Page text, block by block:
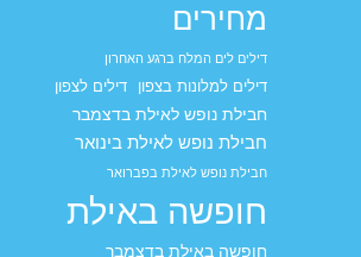
מחירים
דילים לים המלח ברגע האחרון
דילים למלונות בצפון דילים לצפון
חבילת נופש לאילת בדצמבר
חבילת נופש לאילת בינואר
חבילת נופש לאילת בפברואר
חופשה באילת
חופשה באילת בדצמבר